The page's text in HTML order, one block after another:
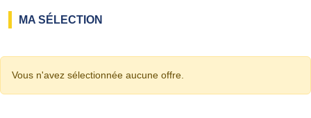
MA SÉLECTION
Vous n'avez sélectionnée aucune offre.